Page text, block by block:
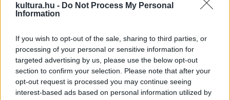
kultura.hu - Do Not Process My Personal
Information
If you wish to opt-out of the sale, sharing to third parties, or
processing of your personal or sensitive information for
targeted advertising by us, please use the below opt-out
section to confirm your selection. Please note that after your
opt-out request is processed you may continue seeing
interest-based ads based on personal information utilized by
Az 1977 augusztusában elhunyt Elvis Presley ékszerei ma is
a világ legértékesebb vagyontárgyai közé tartoznak –
mondta Brigitte Kruse, az árverési ház műveleti igazgatója.
Az árverés egy másik kiemelkedő darabja az a kézzel írott
levél, amelyet Brian Wilson küldött The Beach Boys-beli
zenésztársának és unokafivérének, Mike Love-nak, amely